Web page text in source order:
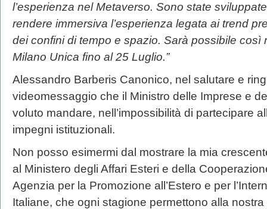
l’esperienza nel Metaverso. Sono state
rendere immersiva l’esperienza legata ai trend
dei confini di tempo e spazio. Sarà possibile così
Milano Unica fino al 25 Luglio.”
Alessandro Barberis Canonico, nel salutare e
videomessaggio che il Ministro delle Imprese e
voluto mandare, nell’impossibilità di partecipare
impegni istituzionali.
Non posso esimermi dal mostrare la mia
al Ministero degli Affari Esteri e della
Agenzia per la Promozione all’Estero e per
Italiane, che ogni stagione permettono alla